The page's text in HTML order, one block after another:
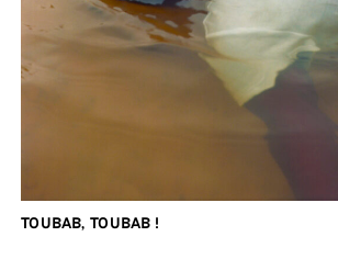
TOUBAB, TOUBAB !